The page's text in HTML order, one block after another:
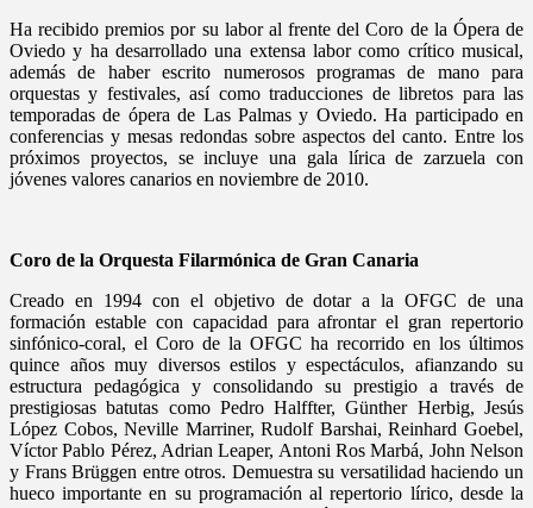
Ha recibido premios por su labor al frente del Coro de la Ópera de
Oviedo y ha desarrollado una extensa labor como crítico musical,
además de haber escrito numerosos programas de mano para
orquestas y festivales, así como traducciones de libretos para las
temporadas de ópera de Las Palmas y Oviedo. Ha participado en
conferencias y mesas redondas sobre aspectos del canto. Entre los
próximos proyectos, se incluye una gala lírica de zarzuela con
jóvenes valores canarios en noviembre de 2010.
Coro de la Orquesta Filarmónica de Gran Canaria
Creado en 1994 con el objetivo de dotar a la OFGC de una
formación estable con capacidad para afrontar el gran repertorio
sinfónico-coral, el Coro de la OFGC ha recorrido en los últimos
quince años muy diversos estilos y espectáculos, afianzando su
estructura pedagógica y consolidando su prestigio a través de
prestigiosas batutas como Pedro Halffter, Günther Herbig, Jesús
López Cobos, Neville Marriner, Rudolf Barshai, Reinhard Goebel,
Víctor Pablo Pérez, Adrian Leaper, Antoni Ros Marbá, John Nelson
y Frans Brüggen entre otros. Demuestra su versatilidad haciendo un
hueco importante en su programación al repertorio lírico, desde la